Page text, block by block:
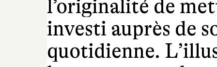
l’originalité de
investi auprès de
quotidienne.